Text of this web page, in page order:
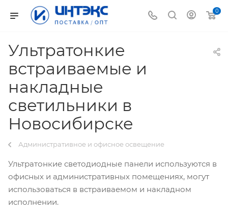
0
Ультратонкие
встраиваемые и
накладные
светильники в
Новосибирске
Административное и офисное освещение
Ультратонкие светодиодные панели используются в
офисных и административных помещениях, могут
использоваться в встраиваемом и накладном
исполнении.